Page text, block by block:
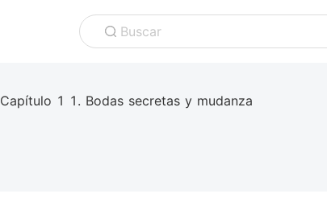
Buscar
Capítulo 1 1. Bodas secretas y mudanza